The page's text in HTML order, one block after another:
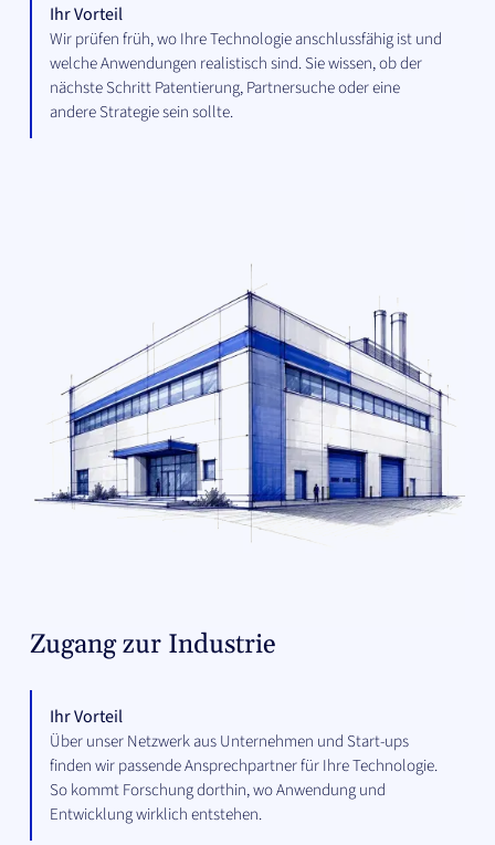
Ihr Vorteil
Wir prüfen früh, wo Ihre Technologie anschlussfähig ist und
welche Anwendungen realistisch sind. Sie wissen, ob der
nächste Schritt Patentierung, Partnersuche oder eine
andere Strategie sein sollte.
Zugang zur Industrie
Ihr Vorteil
Über unser Netzwerk aus Unternehmen und Start-ups
finden wir passende Ansprechpartner für Ihre Technologie.
So kommt Forschung dorthin, wo Anwendung und
Entwicklung wirklich entstehen.